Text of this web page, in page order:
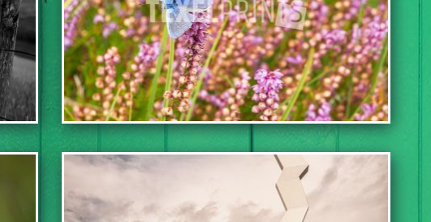
TOEVOEGEN